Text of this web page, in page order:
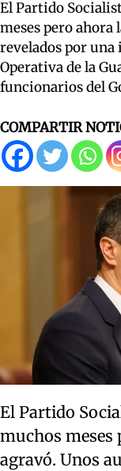
El Partido
meses pero ahora
revelados por
Operativa de la
funcionarios del
COMPARTIR
El Partido
muchos meses
agravó. Unos